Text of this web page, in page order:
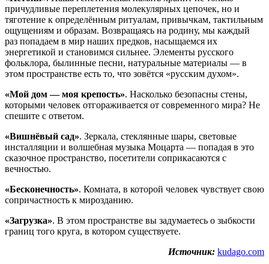
причудливые переплетения молекулярных цепочек, но и
тяготение к определённым ритуалам, привычкам, тактильным
ощущениям и образам. Возвращаясь на родину, мы каждый
раз попадаем в мир наших предков, насыщаемся их
энергетикой и становимся сильнее. Элементы русского
фольклора, былинные песни, натуральные материалы — в
этом пространстве есть то, что зовётся «русским духом».
«Мой дом — моя крепость». Насколько безопасны стены,
которыми человек отгораживается от современного мира? Не
спешите с ответом.
«Вишнёвый сад». Зеркала, стеклянные шары, световые
инсталляции и волшебная музыка Моцарта — попадая в это
сказочное пространство, посетители соприкасаются с
вечностью.
«Бесконечность». Комната, в которой человек чувствует свою
сопричастность к мирозданию.
«Загрузка». В этом пространстве вы задумаетесь о зыбкости
границ того круга, в котором существуете.
Источник: kudago.com